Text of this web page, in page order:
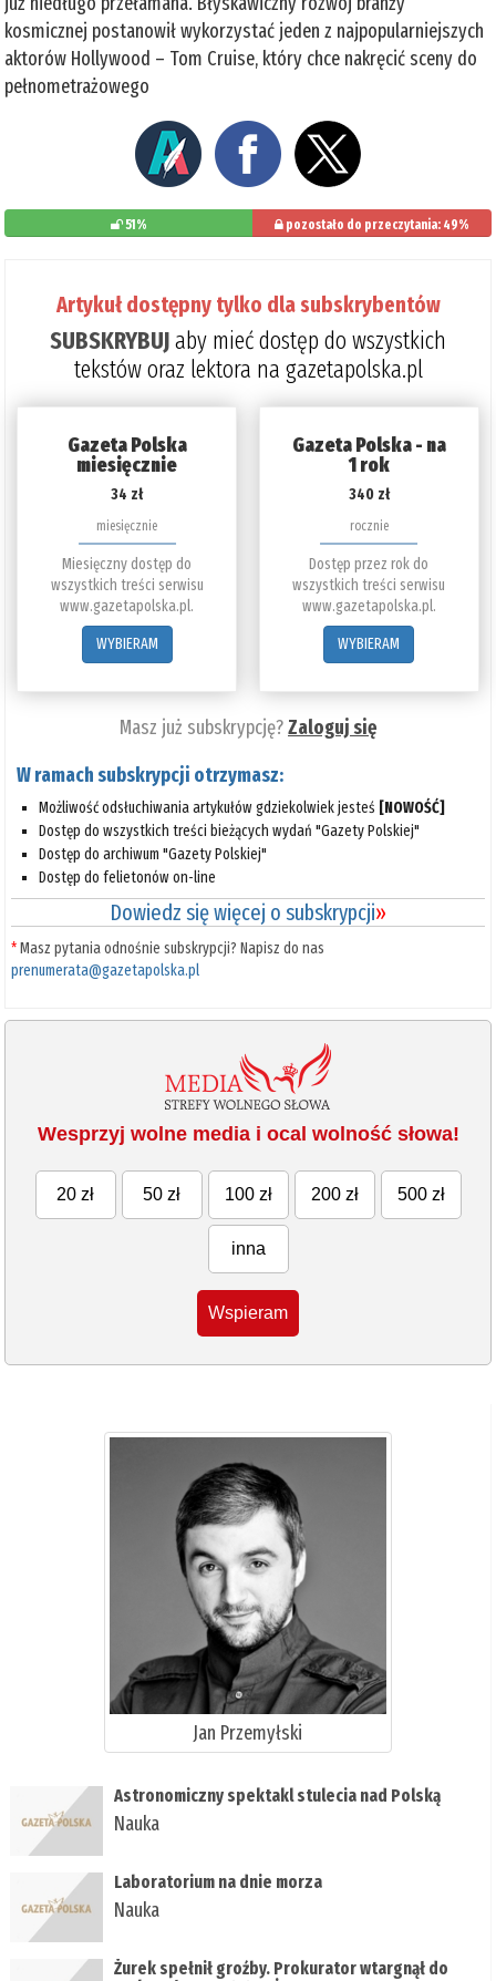
kosmicznej postanowił wykorzystać jeden z najpopularniejszych
aktorów Hollywood – Tom Cruise, który chce nakręcić sceny do
pełnometrażowego
51% pozostało do przeczytania: 49%
Artykuł dostępny tylko dla subskrybentów
SUBSKRYBUJaby mieć dostęp do wszystkich
tekstów oraz lektora na gazetapolska.pl
Gazeta Polska
miesięcznie
34 zł
miesięcznie
Miesięczny dostęp do
wszystkich treści serwisu
www.gazetapolska.pl.
WYBIERAM
Gazeta Polska - na
1 rok
340 zł
rocznie
Dostęp przez rok do
wszystkich treści serwisu
www.gazetapolska.pl.
WYBIERAM
Masz już subskrypcję?Zaloguj się
W ramach subskrypcji otrzymasz:
Możliwość odsłuchiwania artykułów gdziekolwiek jesteś [NOWOŚĆ]
Dostęp do wszystkich treści bieżących wydań "Gazety Polskiej"
Dostęp do archiwum "Gazety Polskiej"
Dostęp do felietonów on-line
Dowiedz się więcej o subskrypcji»
*Masz pytania odnośnie subskrypcji? Napisz do nas
prenumerata@gazetapolska.pl
Wesprzyj wolne media i ocal wolność słowa!
20 zł 50 zł 100 zł 200 zł 500 zł
inna
Wspieram
Jan Przemyłski
Astronomiczny spektakl stulecia nad Polską
Nauka
Laboratorium na dnie morza
Nauka
Żurek spełnił groźby. Prokurator wtargnął do